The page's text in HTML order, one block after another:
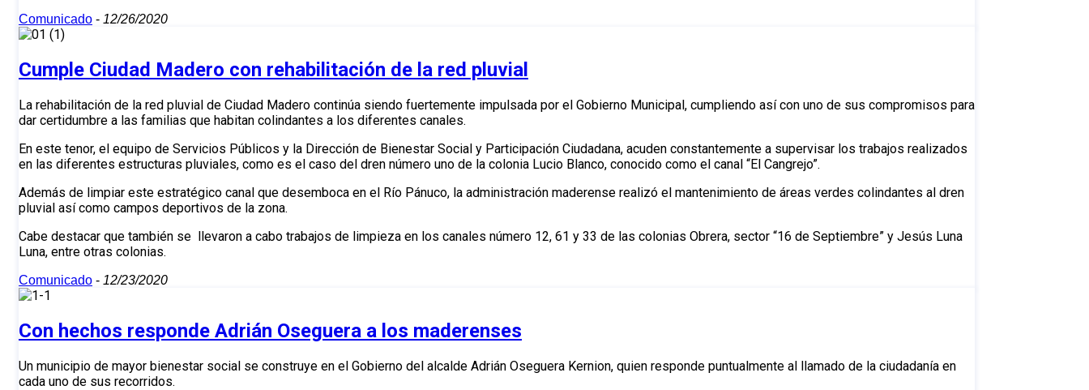
Comunicado - 12/26/2020
Cumple Ciudad Madero con rehabilitación de la red pluvial
La rehabilitación de la red pluvial de Ciudad Madero continúa siendo fuertemente impulsada por el Gobierno Municipal, cumpliendo así con uno de sus compromisos para
dar certidumbre a las familias que habitan colindantes a los diferentes canales.
En este tenor, el equipo de Servicios Públicos y la Dirección de Bienestar Social y Participación Ciudadana, acuden constantemente a supervisar los trabajos realizados
en las diferentes estructuras pluviales, como es el caso del dren número uno de la colonia Lucio Blanco, conocido como el canal “El Cangrejo”.
Además de limpiar este estratégico canal que desemboca en el Río Pánuco, la administración maderense realizó el mantenimiento de áreas verdes colindantes al dren
pluvial así como campos deportivos de la zona.
Cabe destacar que también se llevaron a cabo trabajos de limpieza en los canales número 12, 61 y 33 de las colonias Obrera, sector “16 de Septiembre” y Jesús Luna
Luna, entre otras colonias.
Comunicado - 12/23/2020
Con hechos responde Adrián Oseguera a los maderenses
Un municipio de mayor bienestar social se construye en el Gobierno del alcalde Adrián Oseguera Kernion, quien responde puntualmente al llamado de la ciudadanía en
cada uno de sus recorridos.